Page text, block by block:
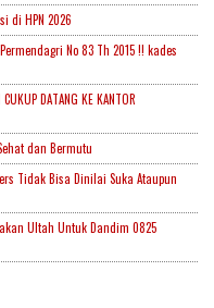
di HPN 2026
No 83 Th 2015 !! kades
DATANG KE KANTOR
dan Bermutu
Tidak Bisa Dinilai Suka Ataupun
Ultah Untuk Dandim 0825